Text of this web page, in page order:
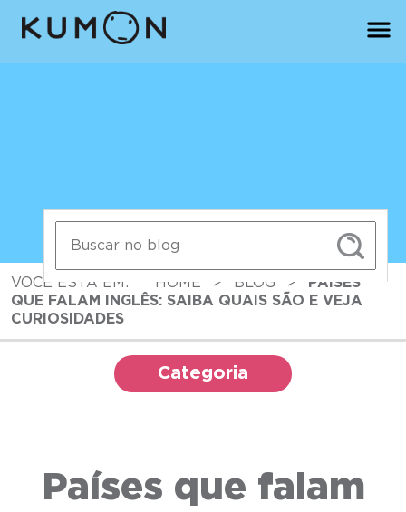
VOCÊ ESTÁ EM: HOME > BLOG >
PAÍSES
QUE FALAM INGLÊS: SAIBA QUAIS SÃO E VEJA
CURIOSIDADES
Categoria
Países que falam